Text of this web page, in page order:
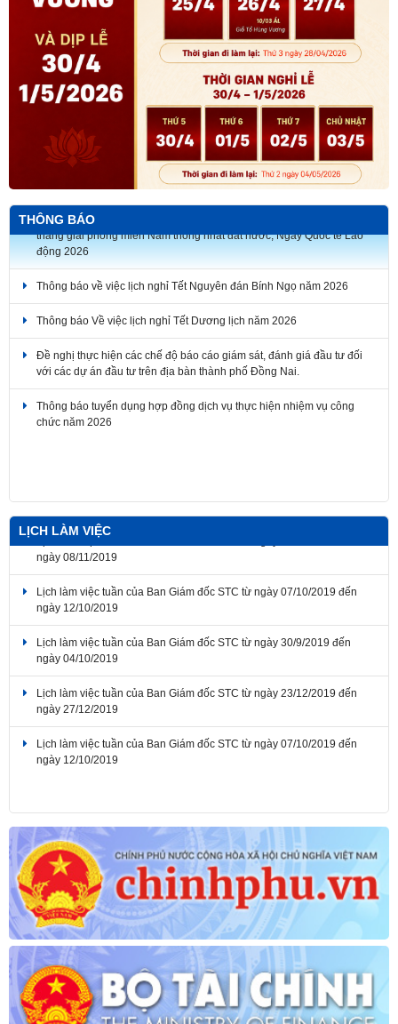
THÔNG BÁO
Thông báo về việc lịch nghỉ Tết Nguyên đán Bính Ngọ năm 2026
Thông báo Về việc lịch nghỉ Tết Dương lịch năm 2026
Đề nghị thực hiện các chế độ báo cáo giám sát, đánh giá đầu tư đối
với các dự án đầu tư trên địa bàn thành phố Đồng Nai.
Thông báo tuyển dụng hợp đồng dịch vụ thực hiện nhiệm vụ công
chức năm 2026
Thông báo về thời gian nghỉ lễ Giỗ Tổ Hùng Vương, Ngày Chiến
LỊCH LÀM VIỆC
Lịch làm việc tuần của Ban Giám đốc STC từ ngày 07/10/2019 đến
ngày 12/10/2019
Lịch làm việc tuần của Ban Giám đốc STC từ ngày 30/9/2019 đến
ngày 04/10/2019
Lịch làm việc tuần của Ban Giám đốc STC từ ngày 23/12/2019 đến
ngày 27/12/2019
Lịch làm việc tuần của Ban Giám đốc STC từ ngày 07/10/2019 đến
ngày 12/10/2019
Lịch làm việc tuần của Ban Giám đốc STC từ ngày 04/11/2019 đến